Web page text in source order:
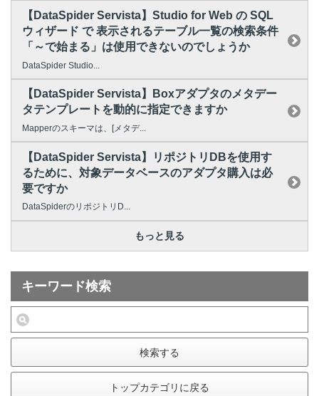
【DataSpider Servista】Studio for Web の SQL
ウィザード で 表示されるテーブル一覧の検索条件
「～で始まる」は使用できないのでしょうか
DataSpider Studio...
【DataSpider Servista】Boxアダプタのメタデー
タテンプレートを動的に指定できますか
Mapperのスキーマは、[メタデ...
【DataSpider Servista】リポジトリDBを使用す
るために、対象データベースのアダプタ購入は必
要ですか
DataSpiderのリポジトリD...
もっと見る
キーワード検索
検索する
トップカテゴリに戻る